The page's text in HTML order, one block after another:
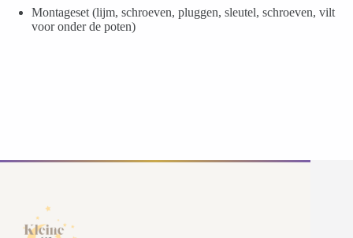
Montageset (lijm, schroeven, pluggen, sleutel, schroeven, vilt
voor onder de poten)